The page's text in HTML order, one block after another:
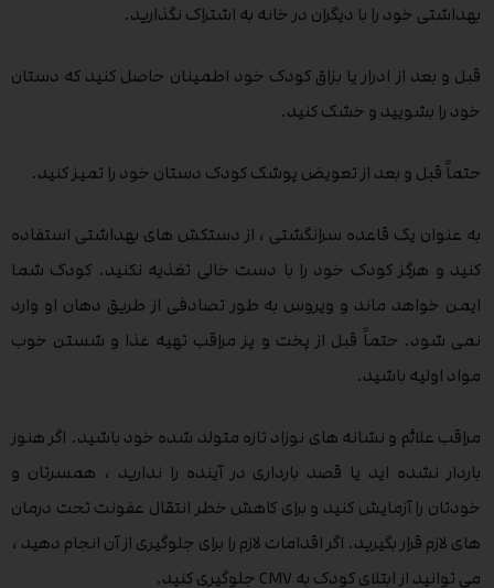
بهداشتی خود را با دیگران در خانه به اشتراک نگذارید.
قبل و بعد از ادرار یا بزاق کودک خود اطمینان حاصل کنید که دستان
خود را بشویید و خشک کنید.
حتماً قبل و بعد از تعویض پوشک کودک دستان خود را تمیز کنید.
به عنوان یک قاعده سرانگشتی ، از دستکش های بهداشتی استفاده
کنید و هرگز کودک خود را با دست خالی تغذیه نکنید. کودک شما
ایمن خواهد ماند و ویروس به طور تصادفی از طریق دهان او وارد
نمی شود. حتماً قبل از پخت و پز مراقب تهیه غذا و شستن خوب
مواد اولیه باشید.
مراقب علائم و نشانه های نوزاد تازه متولد شده خود باشید. اگر هنوز
باردار نشده اید یا قصد بارداری در آینده را ندارید ، همسرتان و
خودتان را آزمایش کنید و برای کاهش خطر انتقال عفونت تحت درمان
های لازم قرار بگیرید. اگر اقدامات لازم را برای جلوگیری از آن انجام دهید ،
می توانید از ابتلای کودک به CMV جلوگیری کنید.